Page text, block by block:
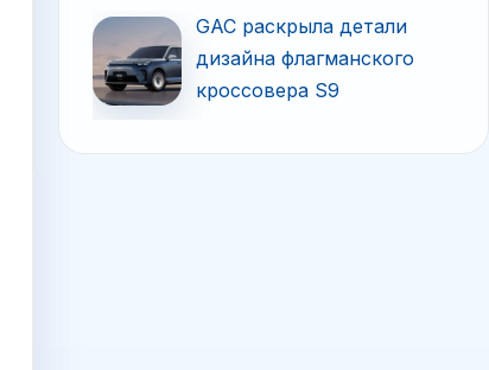
GAC раскрыла детали
дизайна флагманского
кроссовера S9